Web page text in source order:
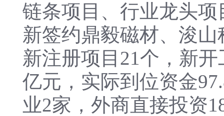
链条项目、行业龙头
新签约鼎毅磁材、浚
新注册项目21个，新
亿元，实际到位资金
业2家，外商直接投资